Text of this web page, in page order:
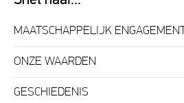
MAATSCHAPPELIJK ENGAGEMENT
ONZE WAARDEN
GESCHIEDENIS